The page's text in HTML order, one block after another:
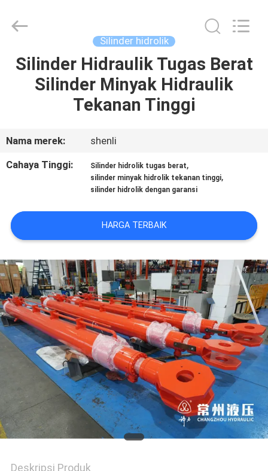
RUMAH
VIDEO
TUR
PABRIK
KONTROL
KUALITAS
HUBUNGI
KAMI
MINTA
KUTIPAN
EQUIPMENT
CO.,LTD.
Silinder hidrolik
Silinder Hidraulik Tugas Berat
Silinder Minyak Hidraulik
Tekanan Tinggi
Nama merek:
shenli
Cahaya Tinggi:
Silinder hidrolik tugas berat,
silinder minyak hidrolik tekanan tinggi,
silinder hidrolik dengan garansi
HARGA TERBAIK
Deskripsi Produk